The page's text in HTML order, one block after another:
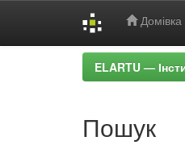
Домівка
ELARTU —
Пошук